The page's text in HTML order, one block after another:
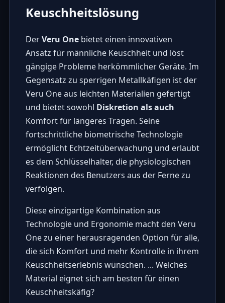
Keuschheitslösung
DerVeru Onebietet einen innovativen
Ansatz für männliche Keuschheit und löst
gängige Probleme herkömmlicher Geräte. Im
Gegensatz zu sperrigen Metallkäfigen ist der
Veru One aus leichten Materialien gefertigt
und bietet sowohl Diskretion als auch
Komfort für längeres Tragen. Seine
fortschrittliche biometrische Technologie
ermöglicht Echtzeitüberwachung und erlaubt
es dem Schlüsselhalter, die physiologischen
Reaktionen des Benutzers aus der Ferne zu
verfolgen.
Diese einzigartige Kombination aus
Technologie und Ergonomie macht den Veru
One zu einer herausragenden Option für alle,
die sich Komfort und mehr Kontrolle in ihrem
Keuschheitserlebnis wünschen. ... Welches
Material eignet sich am besten für einen
Keuschheitskäfig?